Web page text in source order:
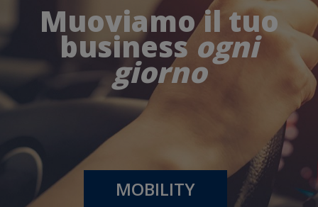
Muoviamo il tuo
businessogni
giorno
MOBILITY